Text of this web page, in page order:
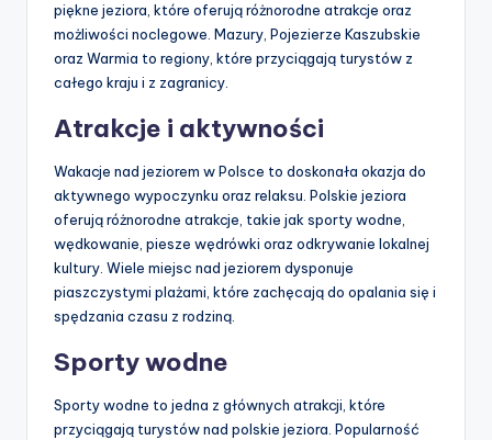
piękne jeziora, które oferują różnorodne atrakcje oraz
możliwości noclegowe. Mazury, Pojezierze Kaszubskie
oraz Warmia to regiony, które przyciągają turystów z
całego kraju i z zagranicy.
Atrakcje i aktywności
Wakacje nad jeziorem w Polsce to doskonała okazja do
aktywnego wypoczynku oraz relaksu. Polskie jeziora
oferują różnorodne atrakcje, takie jak sporty wodne,
wędkowanie, piesze wędrówki oraz odkrywanie lokalnej
kultury. Wiele miejsc nad jeziorem dysponuje
piaszczystymi plażami, które zachęcają do opalania się i
spędzania czasu z rodziną.
Sporty wodne
Sporty wodne to jedna z głównych atrakcji, które
przyciągają turystów nad polskie jeziora. Popularność